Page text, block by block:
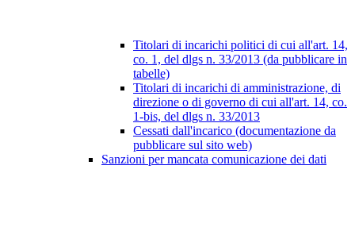
Titolari di incarichi politici di cui all'art. 14,
co. 1, del dlgs n. 33/2013 (da pubblicare in
tabelle)
Titolari di incarichi di amministrazione, di
direzione o di governo di cui all'art. 14, co.
1-bis, del dlgs n. 33/2013
Cessati dall'incarico (documentazione da
pubblicare sul sito web)
Sanzioni per mancata comunicazione dei dati